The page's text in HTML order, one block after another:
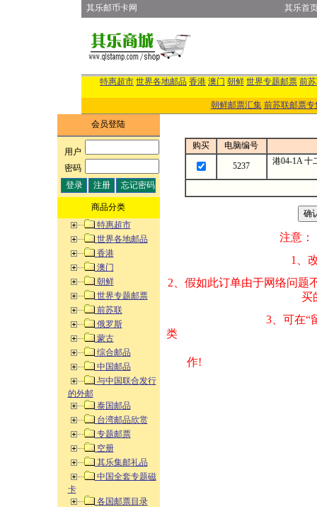
其乐邮币卡网 其乐首
特惠超市 世界各地邮品 香港 澳门 朝鲜 世界专题邮票 前
朝鲜邮票汇集 前苏联邮票专
会员登陆
用户:
密码:
商品分类
特惠超市
世界各地邮品
香港
澳门
朝鲜
世界专题邮票
前苏联
俄罗斯
蒙古
综合邮品
中国邮品
与中国联合发行
的外邮
泰国邮品
台湾邮品欣赏
专题邮票
空册
其乐集邮礼品
中国全套专题磁
卡
各国邮票目录
购买 电脑编号
5237 港04-1A
注意：
1、改变商品数量
2、假如此订单由
买的邮品的“
3、可在“
类 方式告之
作!